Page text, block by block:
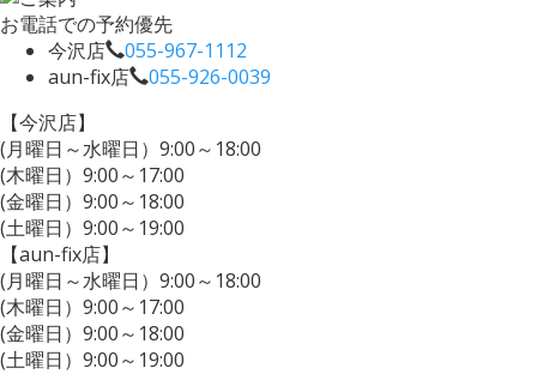
お電話での予約優先
今沢店
055-967-1112
aun-fix店
055-926-0039
【今沢店】
(月曜日～水曜日）9:00～18:00
(木曜日）9:00～17:00
(金曜日）9:00～18:00
(土曜日）9:00～19:00
【aun-fix店】
(月曜日～水曜日）9:00～18:00
(木曜日）9:00～17:00
(金曜日）9:00～18:00
(土曜日）9:00～19:00